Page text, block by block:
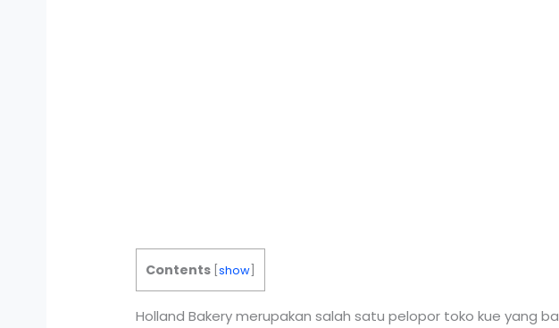
Contents [show
Holland Bakery merupakan salah satu pelopor toko kue yang